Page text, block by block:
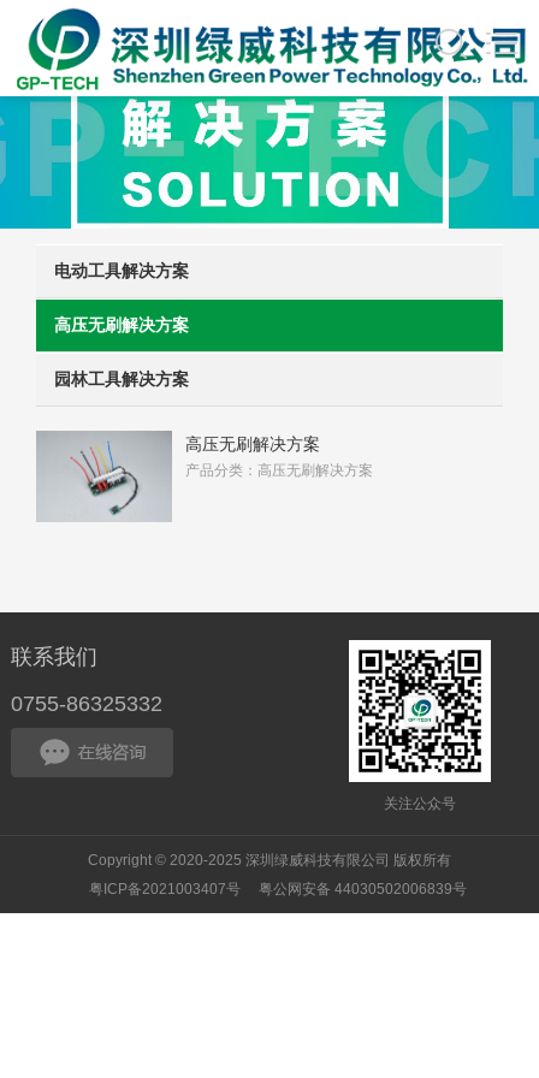
电动工具解决方案
高压无刷解决方案
园林工具解决方案
高压无刷解决方案
产品分类：高压无刷解决方案
联系我们
0755-86325332
关注公众号
Copyright © 2020-2025 深圳绿威科技有限公司 版权所有
粤ICP备2021003407号
粤公网安备 44030502006839号